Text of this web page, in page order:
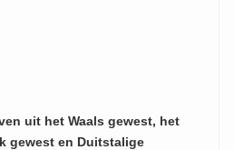
uit het Waals gewest, het
gewest en Duitstalige